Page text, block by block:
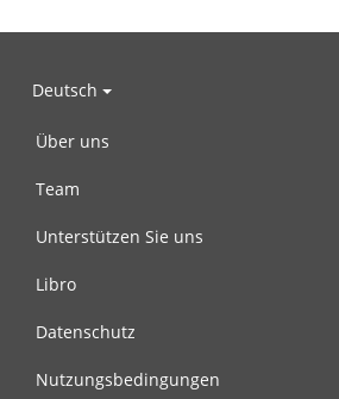
Deutsch
Über uns
Team
Unterstützen Sie uns
Libro
Datenschutz
Nutzungsbedingungen